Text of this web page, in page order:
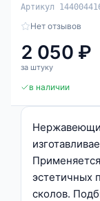
Артикул
Нет отзывов
2 050 ₽
за штуку
в наличии
эстетичных
сколов.